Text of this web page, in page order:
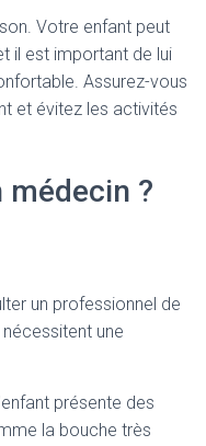
Votre enfant peut
il est important de lui
Assurez-vous
et évitez les activités
médecin ?
un professionnel de
une
présente des
la bouche très